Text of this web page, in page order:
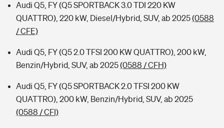
Audi Q5, FY (Q5 SPORTBACK 3.0 TDI 220 KW
QUATTRO), 220 kW, Diesel/Hybrid, SUV, ab 2025(0588
/ CFE)
Audi Q5, FY (Q5 2.0 TFSI 200 KW QUATTRO), 200 kW,
Benzin/Hybrid, SUV, ab 2025(0588 / CFH)
Audi Q5, FY (Q5 SPORTBACK 2.0 TFSI 200 KW
QUATTRO), 200 kW, Benzin/Hybrid, SUV, ab 2025
(0588 / CFI)